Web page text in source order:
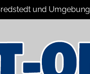
und Umgebung